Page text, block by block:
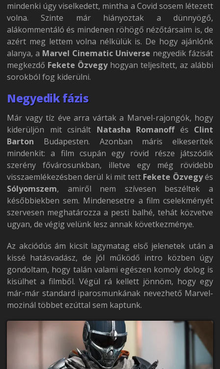
mindenki úgy viselkedett, mintha a Covid sosem létezett
volna. Szinte már hiányoztak a dünnyögő,
alákommentáló és mindenen röhögő nézőtársaim is, de
azért meg lettem volna nélkülük is. De hogy ajánlónk
alanya, a Marvel Cinematic Universe negyedik fázisát
megkezdő Fekete Özvegyhogyan teljesített, az alábbi
sorokból fog kiderülni.
Negyedik fázis
Már vagy tíz éve arra vártak a Marvel-rajongók, hogy
kiderüljön mit csinált Natasha Romanoffés Clint
Barton Budapesten. Azonban máris elkeserítek
mindenkit: a film csupán egy rövid része játszódik
szerény fővárosunkban, illetve egy még rövidebb
visszaemlékezésben derül ki mit tett Fekete Özvegyés
Sólyomszem, amiről nem szívesen beszéltek a
későbbiekben sem. Mindenesetre a film cselekményét
szervesen meghatározza a pesti balhé, tehát közvetve
ugyan, de végig velünk lesz annak következménye.
Az akciódús ám kicsit lagymatag első jelenetek után a
kissé hatásvadász, de jól működő intro közben úgy
gondoltam, hogy talán valami egészen komoly dolog is
kisülhet a filmből. Végül rá kellett jönnöm, hogy egy
már-már standard iparosmunkának nevezhető Marvel-
mozinál többet ezúttal sem kaptunk.